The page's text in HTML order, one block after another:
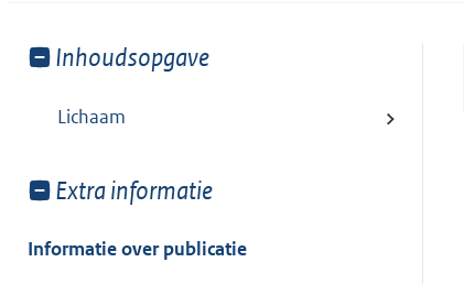
Toon
van:
Inhoudsopgave
Lichaam
Toon
van:
Extra informatie
Informatie over publicatie